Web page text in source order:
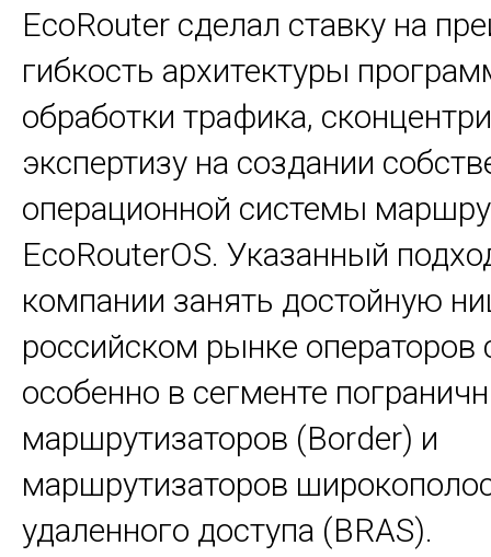
EcoRouter сделал ставку на
гибкость архитектуры
обработки трафика,
экспертизу на создании
операционной системы
EcoRouterOS. Указанный
компании занять достойную
российском рынке операторов
особенно в сегменте
маршрутизаторов (Border) и
маршрутизаторов
удаленного доступа (BRAS).